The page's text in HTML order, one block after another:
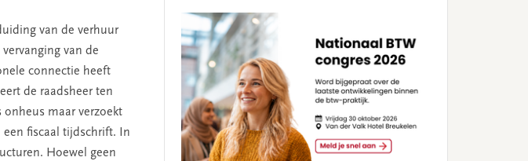
van de verhuur
van de
connectie heeft
de raadsheer ten
onheus maar verzoekt
fiscaal tijdschrift. In
Hoewel geen